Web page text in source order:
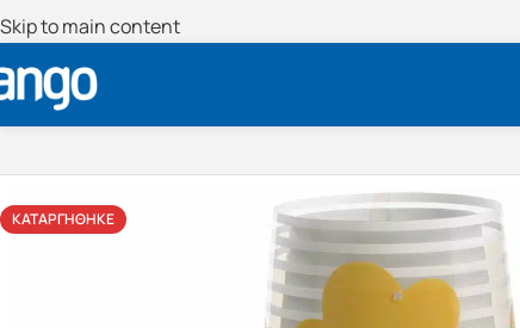
Skip to main content
ΚΑΤΑΡΓΉΘΗΚΕ